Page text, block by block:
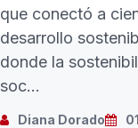
que conectó a
desarrollo
donde la
soc...
Diana Dorado